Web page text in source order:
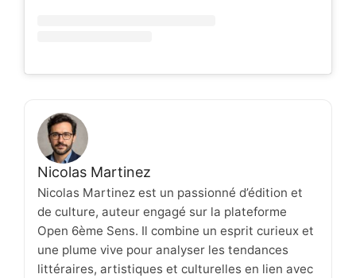
Nicolas Martinez
Nicolas Martinez est un passionné d’édition et
de culture, auteur engagé sur la plateforme
Open 6ème Sens. Il combine un esprit curieux et
une plume vive pour analyser les tendances
littéraires, artistiques et culturelles en lien avec